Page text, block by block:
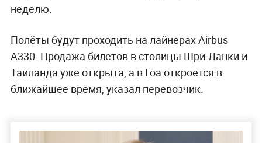
неделю.
Полёты будут проходить на лайнерах Airbus
A330. Продажа билетов в столицы Шри-Ланки и
Таиланда уже открыта, а в Гоа откроется в
ближайшее время, указал перевозчик.